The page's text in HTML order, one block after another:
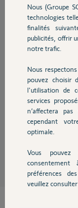
Sécurité
Domotique
Chauffage
Autres produits
Devis avec un
Contact
Stéphane H.
il y a plus d'un an
Réponses
Bubendorff est fermé
C'est donc à lui qu'il
Bonne soirée à vous?
Nous (Groupe
technologies
finalités
publicités, offrir
notre trafic.
Nous
pouvez choisir
l'utilisation de
services
n’affectera
cependant
optimale.
Vous
préférences
veuillez